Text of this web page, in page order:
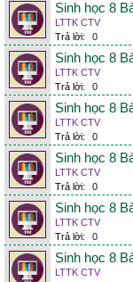
Sinh học 8
LTTK CTV
Trả lời:
0
Sinh học 8
LTTK CTV
Trả lời:
0
Sinh học 8
LTTK CTV
Trả lời:
0
Sinh học 8
LTTK CTV
Trả lời:
0
Sinh học 8
LTTK CTV
Trả lời:
0
Sinh học 8
LTTK CTV